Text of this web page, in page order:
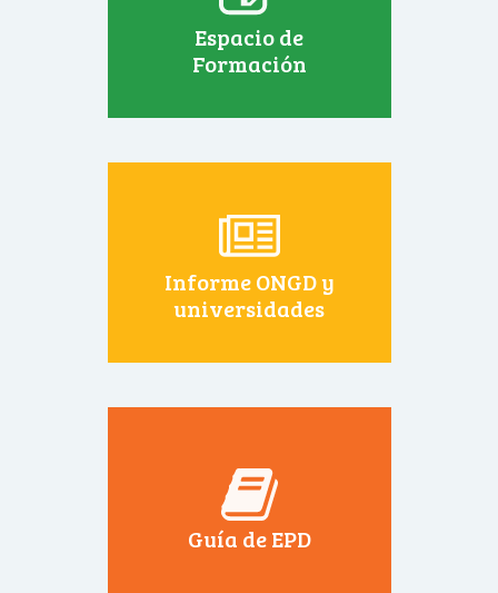
Espacio de
Formación
Informe ONGD y
universidades
Guía de EPD